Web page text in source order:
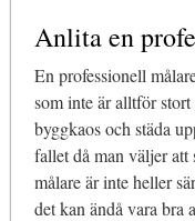
Anlita en
En professionell
som inte är alltför
byggkaos och städa
fallet då man väljer
målare är inte heller
det kan ändå vara bra